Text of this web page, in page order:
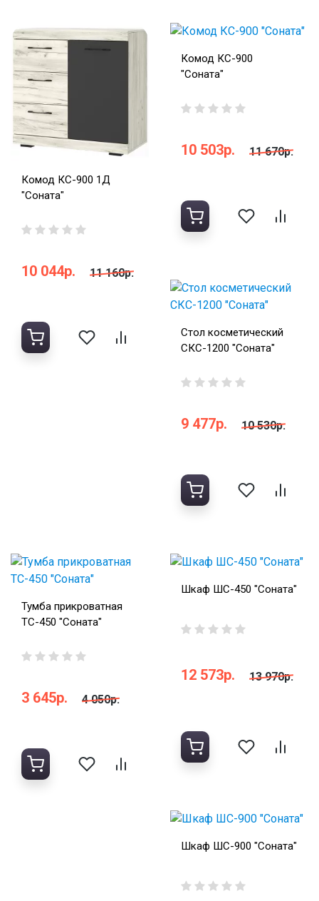
Комод КС-900 1Д
"Соната"
10 044р. 11 160р.
Комод КС-900
"Соната"
10 503р. 11 670р.
Стол косметический
СКС-1200 "Соната"
9 477р. 10 530р.
Тумба прикроватная
ТС-450 "Соната"
3 645р. 4 050р.
Шкаф ШС-450 "Соната"
12 573р. 13 970р.
Шкаф ШС-900 "Соната"